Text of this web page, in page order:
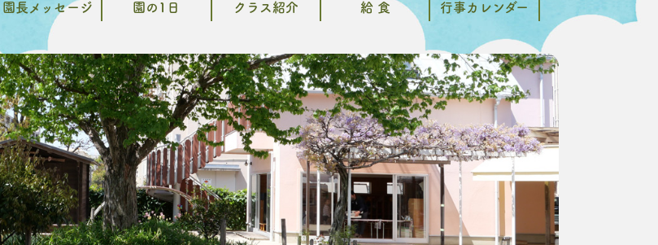
園長メッセージ 園の1日 クラス紹介 給 食 行事カレンダー